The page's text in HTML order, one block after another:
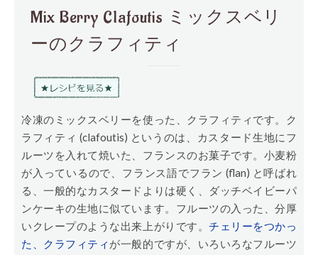
Mix Berry Clafoutis ミックスベリ
ーのクラフィティ
冷凍のミックスベリーを使った、クラフィティです。ク
ラフィティ (clafoutis) というのは、カスタード生地にフ
ルーツを入れて焼いた、フランスのお菓子です。小麦粉
が入っているので、フランス語でフラン (flan) と呼ばれ
る、一般的なカスタードよりは硬く、ダッチベイビーパ
ンケーキの生地に似ています。フルーツの入った、分厚
いクレープのような出来上がりです。チェリーをつかっ
た、クラフィティ が一般的ですが、いろいろなフルーツ